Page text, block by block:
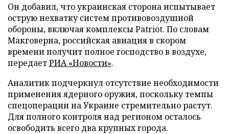
Он добавил, что украинская сторона испытывает
острую нехватку систем противовоздушной
обороны, включая комплексы Patriot. По словам
Макговерна, российская авиация в скором
времени получит полное господство в воздухе,
передаетРИА «Новости».
Аналитик подчеркнул отсутствие необходимости
применения ядерного оружия, поскольку темпы
спецоперации на Украине стремительно растут.
Для полного контроля над регионом осталось
освободить всего два крупных города.